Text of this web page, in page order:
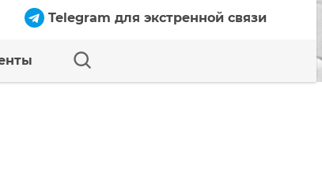
Telegram для экстренной связи